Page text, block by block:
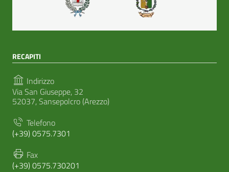
RECAPITI
Indirizzo
Via San Giuseppe, 32
52037, Sansepolcro (Arezzo)
Telefono
(+39) 0575.7301
Fax
(+39) 0575.730201